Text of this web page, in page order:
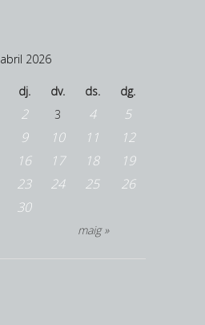
abril 2026
dj. dv. ds. dg.
maig »
2 3 4
5
9 10 11
12
16 17 18
19
23 24 25
26
30